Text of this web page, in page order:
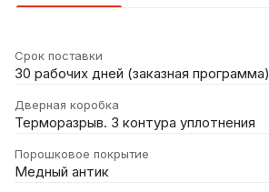
Срок поставки
30 рабочих дней (заказная программа)
Дверная коробка
Терморазрыв. 3 контура уплотнения
Порошковое покрытие
Медный антик